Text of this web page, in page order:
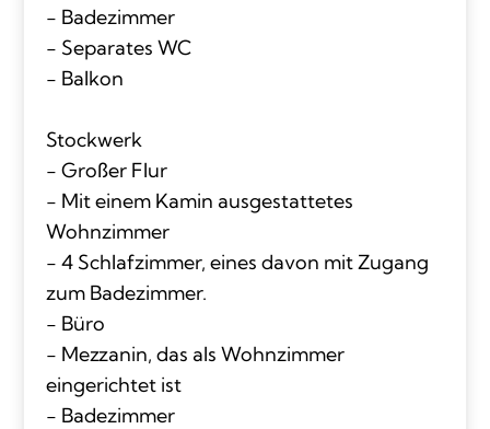
- Badezimmer
- Separates WC
- Balkon
Stockwerk
- Großer Flur
- Mit einem Kamin ausgestattetes
Wohnzimmer
- 4 Schlafzimmer, eines davon mit Zugang
zum Badezimmer.
- Büro
- Mezzanin, das als Wohnzimmer
eingerichtet ist
- Badezimmer